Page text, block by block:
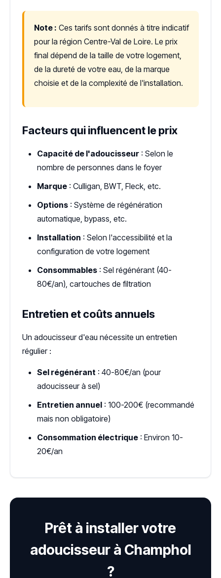
Note : Ces tarifs sont donnés à titre indicatif
pour la région Centre-Val de Loire. Le prix
final dépend de la taille de votre logement,
de la dureté de votre eau, de la marque
choisie et de la complexité de l'installation.
Facteurs qui influencent le prix
Capacité de l'adoucisseur : Selon le
nombre de personnes dans le foyer
Marque : Culligan, BWT, Fleck, etc.
Options : Système de régénération
automatique, bypass, etc.
Installation : Selon l'accessibilité et la
configuration de votre logement
Consommables : Sel régénérant (40-
80€/an), cartouches de filtration
Entretien et coûts annuels
Un adoucisseur d'eau nécessite un entretien
régulier :
Sel régénérant : 40-80€/an (pour
adoucisseur à sel)
Entretien annuel : 100-200€ (recommandé
mais non obligatoire)
Consommation électrique : Environ 10-
20€/an
Prêt à installer votre
adoucisseur à Champhol
?